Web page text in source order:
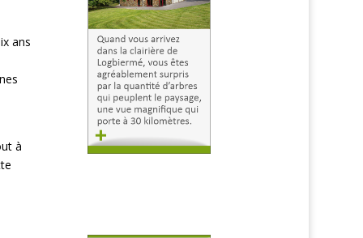
ans
à